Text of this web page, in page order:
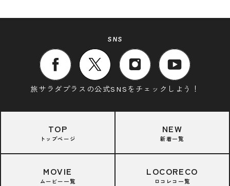
SNS
旅サラダプラスの公式SNSをチェックしよう！
TOP
トップページ
NEW
新着一覧
MOVIE
ムービー一覧
LOCORECO
ロコレコ一覧